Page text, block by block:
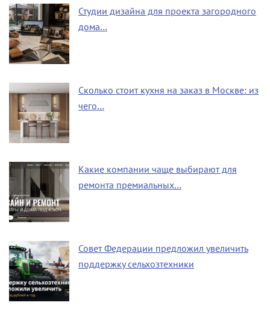
Студии дизайна для проекта загородного
дома…
Сколько стоит кухня на заказ в Москве: из
чего…
Какие компании чаще выбирают для
ремонта премиальных…
Совет Федерации предложил увеличить
поддержку сельхозтехники